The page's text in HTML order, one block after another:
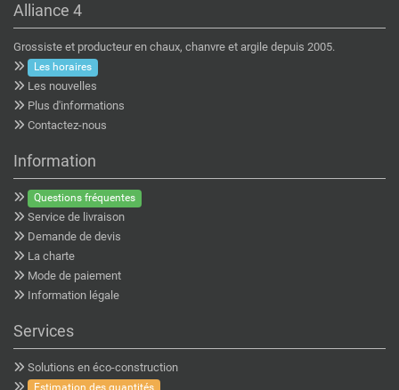
Alliance 4
Grossiste et producteur en chaux, chanvre et argile depuis 2005.
Les horaires
Les nouvelles
Plus d'informations
Contactez-nous
Information
Questions fréquentes
Service de livraison
Demande de devis
La charte
Mode de paiement
Information légale
Services
Solutions en éco-construction
Estimation des quantités